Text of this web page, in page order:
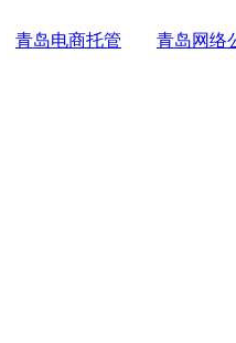
青岛电商托管 青岛网络